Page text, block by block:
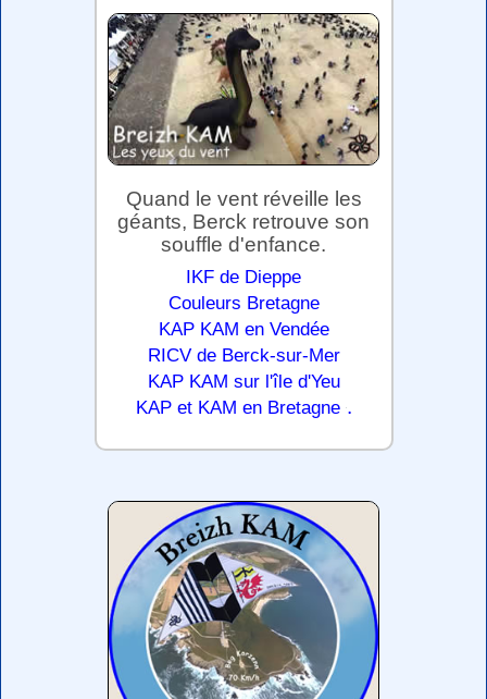
Quand le vent réveille les
géants, Berck retrouve son
souffle d'enfance.
IKF de Dieppe
Couleurs Bretagne
KAP KAM en Vendée
RICV de Berck-sur-Mer
KAP KAM sur l'île d'Yeu
KAP et KAM en Bretagne .